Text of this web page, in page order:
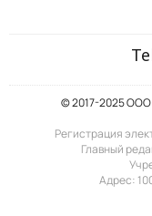
© 2017-2025 ООО
Регистрация
Главный
Адрес: